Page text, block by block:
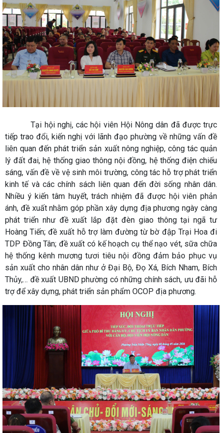
Tại hội nghị, các hội viên Hội Nông dân đã được trực
tiếp trao đổi, kiến nghị với lãnh đạo phường về những vấn đề
liên quan đến phát triển sản xuất nông nghiệp, công tác quản
lý đất đai, hệ thống giao thông nội đồng, hệ thống điện chiếu
sáng, vấn đề về vệ sinh môi trường, công tác hỗ trợ phát triển
kinh tế và các chính sách liên quan đến đời sống nhân dân.
Nhiều ý kiến tâm huyết, trách nhiệm đã được hội viên phản
ánh, đề xuất nhằm góp phần xây dựng địa phương ngày càng
phát triển như đề xuất lắp đặt đèn giao thông tại ngã tư
Hoàng Tiến; đề xuất hỗ trợ làm đường từ bờ đập Trại Hoa đi
TDP Đồng Tân; đề xuất có kế hoạch cụ thể nạo vét, sữa chữa
hệ thống kênh mương tươi tiêu nội đồng đảm bảo phục vụ
sản xuất cho nhân dân như ở Đại Bộ, Đọ Xá, Bích Nham, Bích
Thủy,… đề xuất UBND phường có những chính sách, ưu đãi hỗ
trợ để xây dựng, phát triển sản phẩm OCOP địa phương.